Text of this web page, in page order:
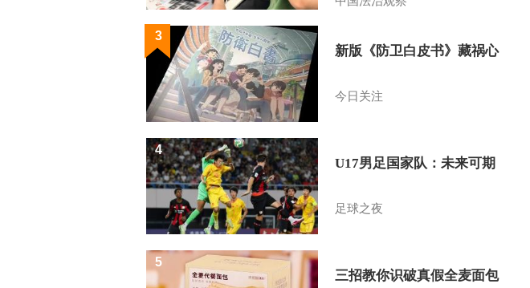
新版《防卫白皮书》藏祸心
今日关注
3
U17男足国家队：未来可期
足球之夜
4
三招教你识破真假全麦面包
5